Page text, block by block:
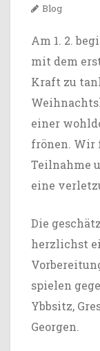
Blog
Am 1. 2.
mit dem
Kraft zu
einer
frönen. Wir
Teilnahme
eine
Die
herzlichst
spielen
Ybbsitz,
Georgen.